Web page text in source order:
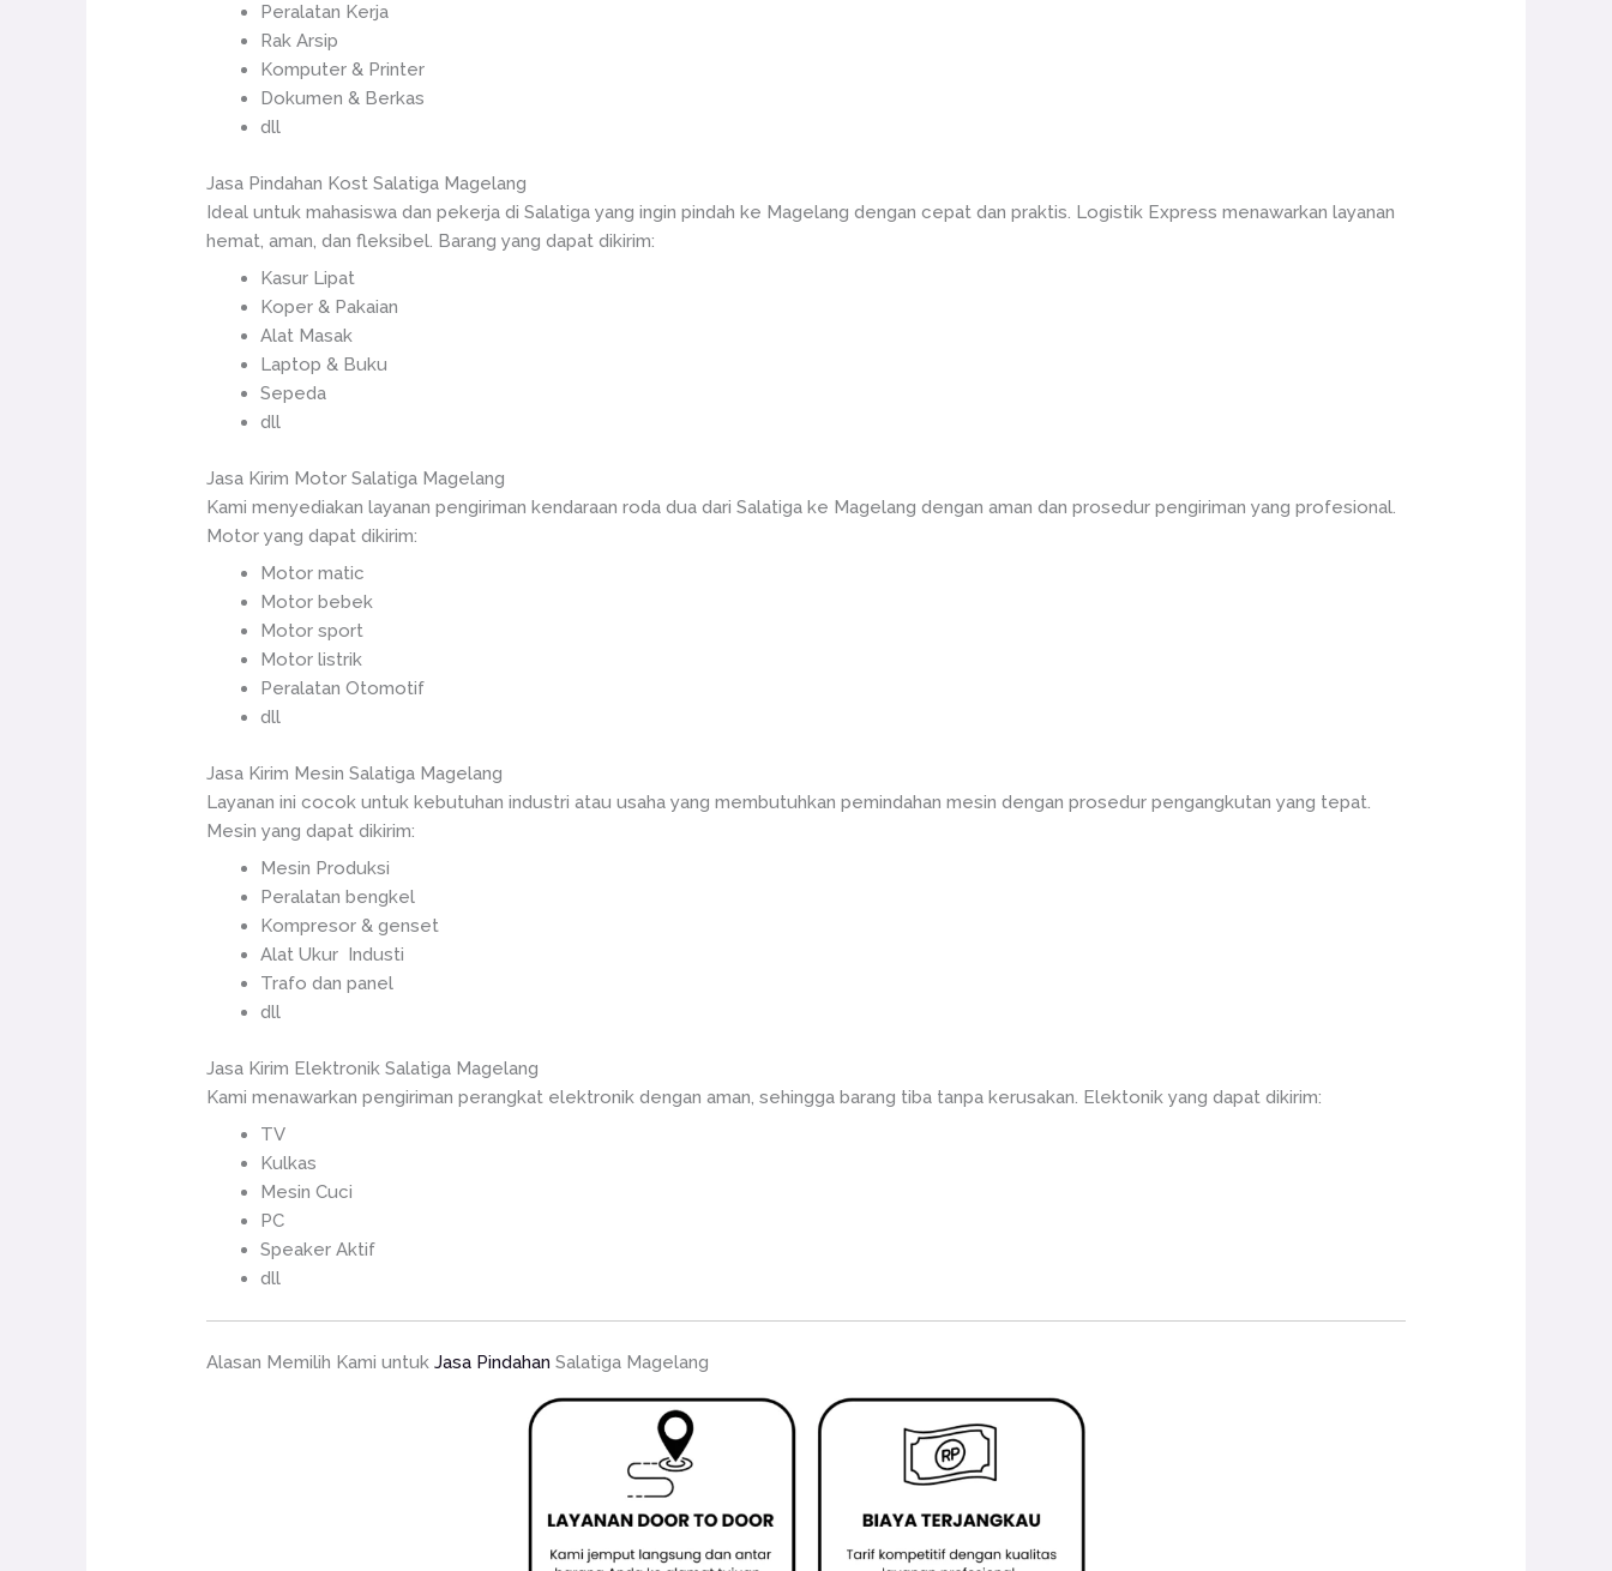
Peralatan Kerja
Rak Arsip
Komputer & Printer
Dokumen & Berkas
dll
Jasa Pindahan Kost Salatiga Magelang
Ideal untuk mahasiswa dan pekerja di Salatiga yang ingin pindah ke Magelang dengan cepat dan praktis. Logistik Express menawarkan layanan
hemat, aman, dan fleksibel. Barang yang dapat dikirim:
Kasur Lipat
Koper & Pakaian
Alat Masak
Laptop & Buku
Sepeda
dll
Jasa Kirim Motor Salatiga Magelang
Kami menyediakan layanan pengiriman kendaraan roda dua dari Salatiga ke Magelang dengan aman dan prosedur pengiriman yang profesional.
Motor yang dapat dikirim:
Motor matic
Motor bebek
Motor sport
Motor listrik
Peralatan Otomotif
dll
Jasa Kirim Mesin Salatiga Magelang
Layanan ini cocok untuk kebutuhan industri atau usaha yang membutuhkan pemindahan mesin dengan prosedur pengangkutan yang tepat.
Mesin yang dapat dikirim:
Mesin Produksi
Peralatan bengkel
Kompresor & genset
Alat Ukur Industi
Trafo dan panel
dll
Jasa Kirim Elektronik Salatiga Magelang
Kami menawarkan pengiriman perangkat elektronik dengan aman, sehingga barang tiba tanpa kerusakan. Elektonik yang dapat dikirim:
TV
Kulkas
Mesin Cuci
PC
Speaker Aktif
dll
Alasan Memilih Kami untukJasa Pindahan Salatiga Magelang